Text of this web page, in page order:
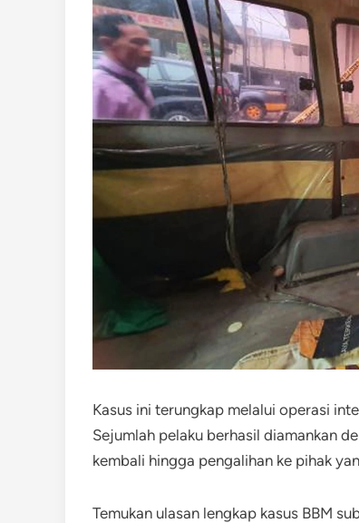
Kasus ini terungkap melalui operasi
Sejumlah pelaku berhasil diamankan
kembali hingga pengalihan ke pihak
Temukan ulasan lengkap kasus BBM